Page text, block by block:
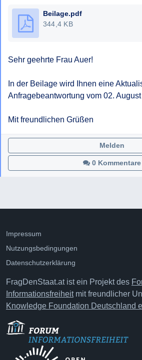
Beilage.pdf
344,4 KB
Sehr geehrte Frau Auer!
In der Beilage wird Ihnen eine
Anfragebeantwortung vom 02.
Mit freundlichen Grüßen
0 Kommentare
Melden
Impressum
Nutzungsbedingungen
Datenschutzerklärung
FragDenStaat.at ist ein Projekt des
Informationsfreiheitmit freundlicher
Knowledge Foundation Deutschland